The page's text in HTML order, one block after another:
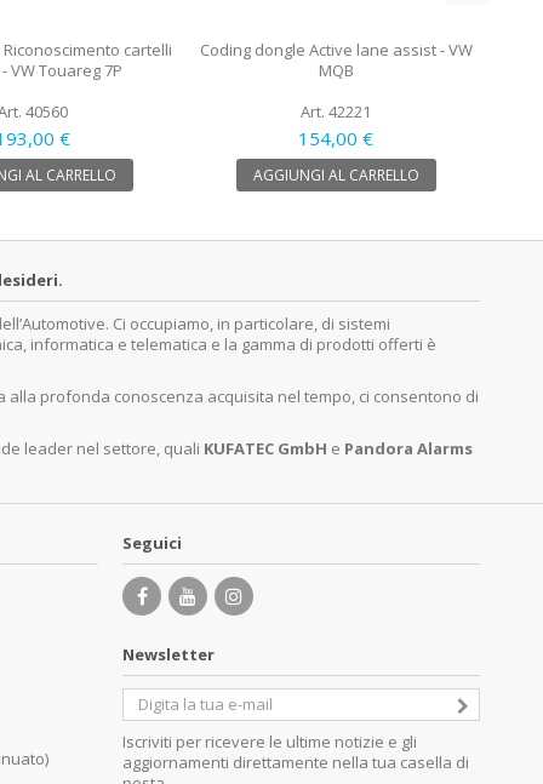
cartelli
VW Touareg 7P
40560
€
AL CARRELLO
Coding dongle Active lane assist - VW
MQB
Art. 42221
154,00 €
AGGIUNGI AL CARRELLO
Ci occupiamo, in particolare, di sistemi
informatica e telematica e la gamma di prodotti offerti è
profonda conoscenza acquisita nel tempo, ci consentono di
leader nel settore, quali KUFATEC GmbH e Pandora Alarms
Seguici
Newsletter
Iscriviti per ricevere le ultime notizie e gli
aggiornamenti direttamente nella tua casella di